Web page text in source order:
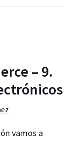
– 9.
vamos a